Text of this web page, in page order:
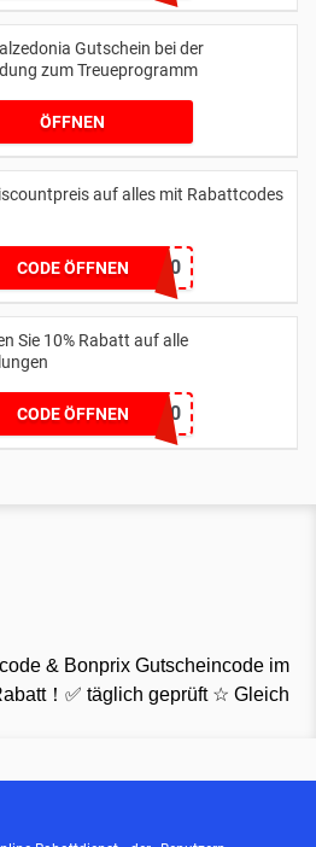
Gutschein bei der
zum Treueprogramm
ÖFFNEN
auf alles mit Rabattcodes
CODE ÖFFNEN
WELCOME10
Sie 10% Rabatt auf alle
CODE ÖFFNEN
GIFTFORYOU10
& Bonprix Gutscheincode im
！✅ täglich geprüft ☆ Gleich